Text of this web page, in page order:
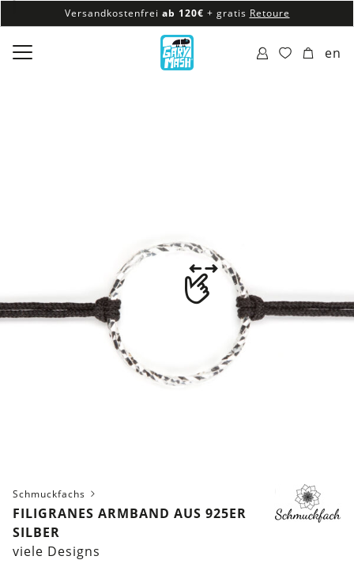
Versandkostenfrei ab 120€ + gratis Retoure
100% veganes & fair produziertes Sortiment
Versandkostenfrei ab 120€
en
Schmuckfachs
FILIGRANES ARMBAND AUS 925ER
SILBER
viele Designs